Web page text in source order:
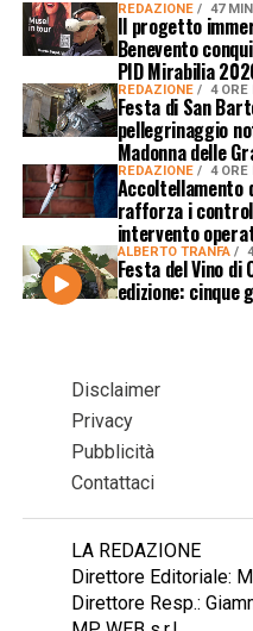
REDAZIONE 47
Il progetto
Benevento
PID Mirabilia
REDAZIONE 4 ORE
Festa di San
pellegrinaggio
Madonna delle
REDAZIONE 4 ORE
Accoltellamento
rafforza i
intervento
ALBERTO TRANFA
Festa del Vino
edizione: cinque
Disclaimer
Privacy
Pubblicità
Contattaci
LA REDAZIONE
Direttore Editoriale:
Direttore Resp.: